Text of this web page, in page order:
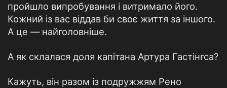
пройшло випробування і витримало його.
Кожний із вас віддав би своє життя за іншого.
А це — найголовніше.
А як склалася доля капітана Артура Гастінгса?
Кажуть, він разом із подружжям Рено